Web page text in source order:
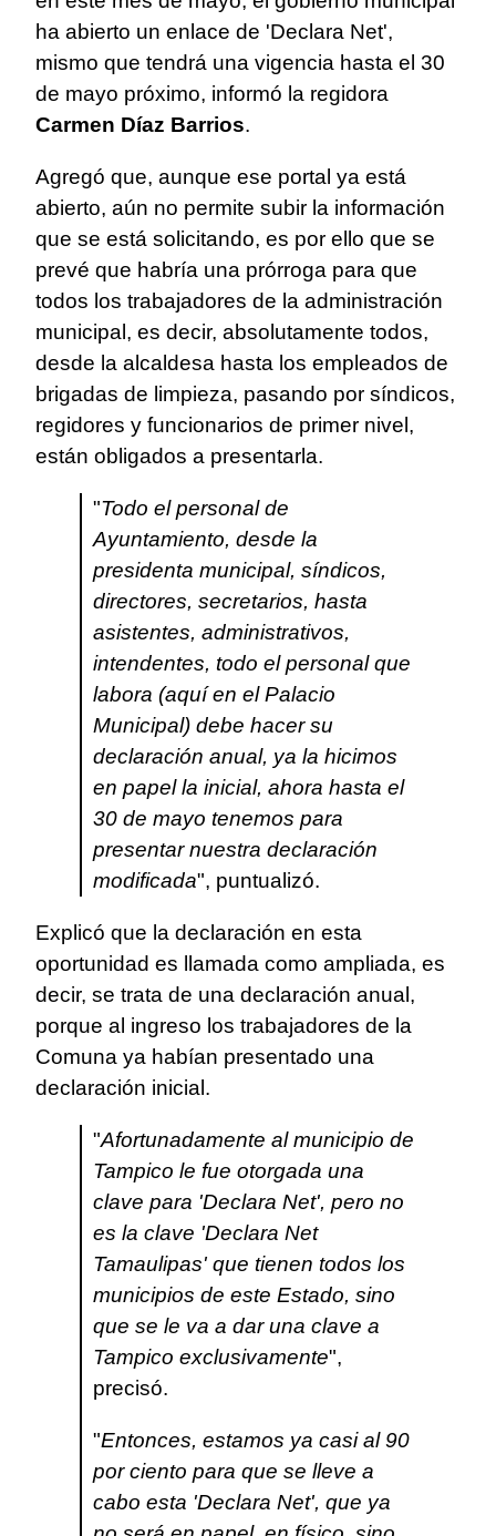
ha abierto un enlace de 'Declara Net',
mismo que tendrá una vigencia hasta el 30
de mayo próximo, informó la regidora
Carmen Díaz Barrios.
Agregó que, aunque ese portal ya está
abierto, aún no permite subir la información
que se está solicitando, es por ello que se
prevé que habría una prórroga para que
todos los trabajadores de la administración
municipal, es decir, absolutamente todos,
desde la alcaldesa hasta los empleados de
brigadas de limpieza, pasando por síndicos,
regidores y funcionarios de primer nivel,
están obligados a presentarla.
"Todo el personal de
Ayuntamiento, desde la
presidenta municipal, síndicos,
directores, secretarios, hasta
asistentes, administrativos,
intendentes, todo el personal que
labora (aquí en el Palacio
Municipal) debe hacer su
declaración anual, ya la hicimos
en papel la inicial, ahora hasta el
30 de mayo tenemos para
presentar nuestra declaración
modificada", puntualizó.
Explicó que la declaración en esta
oportunidad es llamada como ampliada, es
decir, se trata de una declaración anual,
porque al ingreso los trabajadores de la
Comuna ya habían presentado una
declaración inicial.
"Afortunadamente al municipio de
Tampico le fue otorgada una
clave para 'Declara Net', pero no
es la clave 'Declara Net
Tamaulipas' que tienen todos los
municipios de este Estado, sino
que se le va a dar una clave a
Tampico exclusivamente",
precisó.
"Entonces, estamos ya casi al 90
por ciento para que se lleve a
cabo esta 'Declara Net', que ya